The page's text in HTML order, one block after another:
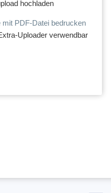
hochladen
mit PDF-Datei bedrucken
Uploader verwendbar